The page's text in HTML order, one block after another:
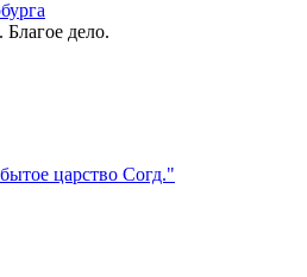
Благое дело.
царство Согд."